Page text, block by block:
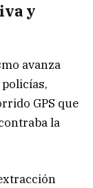
y
avanza
GPS que
la